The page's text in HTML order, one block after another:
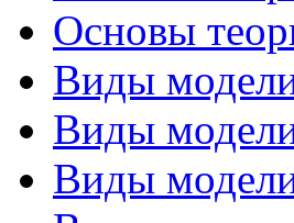
Основы
Виды
Виды
Виды